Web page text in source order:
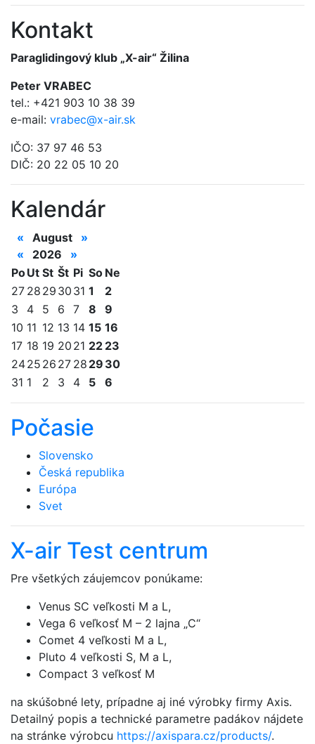
Kontakt
Paraglidingový klub „X-air“ Žilina
Peter VRABEC
tel.: +421 903 10 38 39
e-mail: vrabec@x-air.sk
IČO: 37 97 46 53
DIČ: 20 22 05 10 20
Kalendár
« August
»
«
2026
»
PoUt St Št Pi So Ne
27 28 29 30 31 1
2
3
4 5 6 7 8
9
10 11 12 13 14 15 16
17 18 19 20 21 22 23
2425 26 27 28 29 30
31 1 2 3 4 5 6
Počasie
Slovensko
Česká republika
Európa
Svet
X-air Test centrum
Pre všetkých záujemcov ponúkame:
Venus SC veľkosti M a L,
Vega 6 veľkosť M – 2 lajna „C“
Comet 4 veľkosti M a L,
Pluto 4 veľkosti S, M a L,
Compact 3 veľkosť M
na skúšobné lety, prípadne aj iné výrobky firmy Axis.
Detailný popis a technické parametre padákov nájdete
na stránke výrobcu https://axispara.cz/products/.